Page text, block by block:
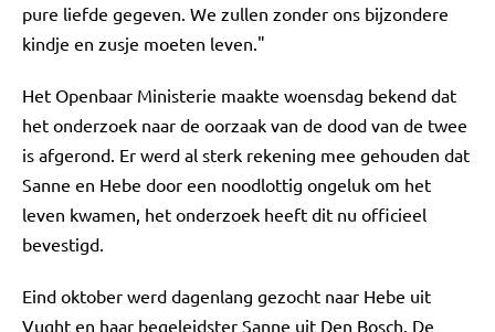
pure liefde gegeven. We zullen zonder ons bijzondere
kindje en zusje moeten leven."
Het Openbaar Ministerie maakte woensdag bekend dat
het onderzoek naar de oorzaak van de dood van de twee
is afgerond. Er werd al sterk rekening mee gehouden dat
Sanne en Hebe door een noodlottig ongeluk om het
leven kwamen, het onderzoek heeft dit nu officieel
bevestigd.
Eind oktober werd dagenlang gezocht naar Hebe uit
Vught en haar begeleidster Sanne uit Den Bosch. De